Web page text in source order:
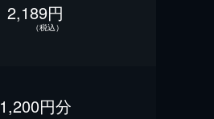
2,189円
（税込）
1,200円分